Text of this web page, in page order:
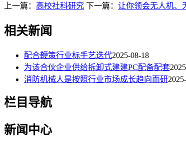
上一篇： 高校社科研究 下一篇： 让你领会无人机、
相关新闻
配合鞭策行业标手艺迭代2025-08-18
为该合伙企业供给拆卸式建建PC配备配套
消防机械人是按照行业市场成长趋向而研
栏目导航
新闻中心